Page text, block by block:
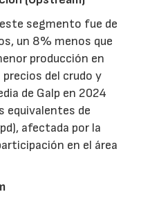
segmento fue de
un 8% menos que
producción en
precios del crudo y
de Galp en 2024
equivalentes de
afectada por la
en el área